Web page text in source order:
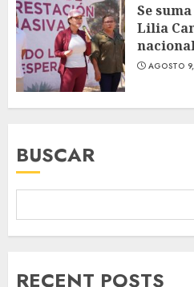
Se
Lilia
AGOSTO
BUSCAR
RECENT POSTS